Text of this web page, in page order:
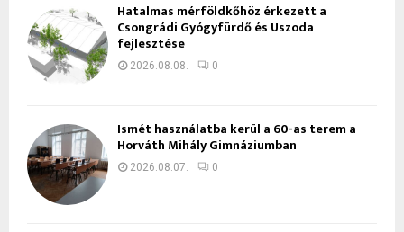
Hatalmas mérföldkőhöz érkezett a
Csongrádi Gyógyfürdő és Uszoda
fejlesztése
2026.08.08. 0
Ismét használatba kerül a 60-as terem a
Horváth Mihály Gimnáziumban
2026.08.07. 0